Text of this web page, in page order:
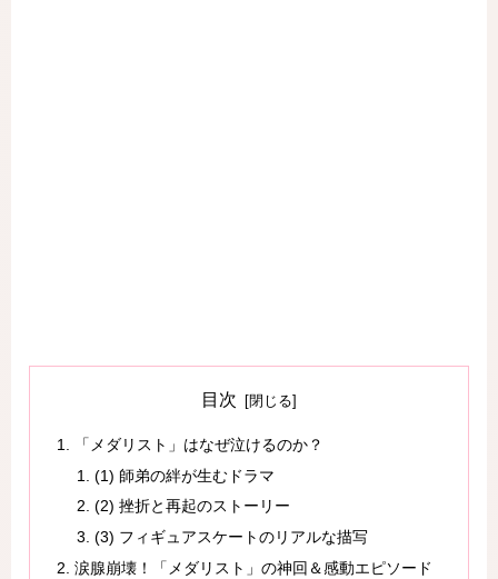
目次
「メダリスト」はなぜ泣けるのか？
(1) 師弟の絆が生むドラマ
(2) 挫折と再起のストーリー
(3) フィギュアスケートのリアルな描写
涙腺崩壊！「メダリスト」の神回＆感動エピソード